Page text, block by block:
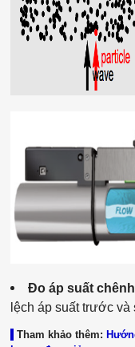
Đo áp suất
lệch áp suất trước
Tham khảo thêm: